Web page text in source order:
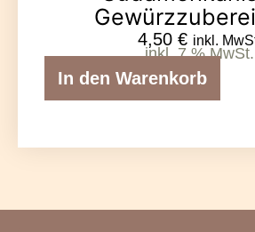
4,50 € inkl.
inkl. 7 % MwSt.
In den Warenkorb